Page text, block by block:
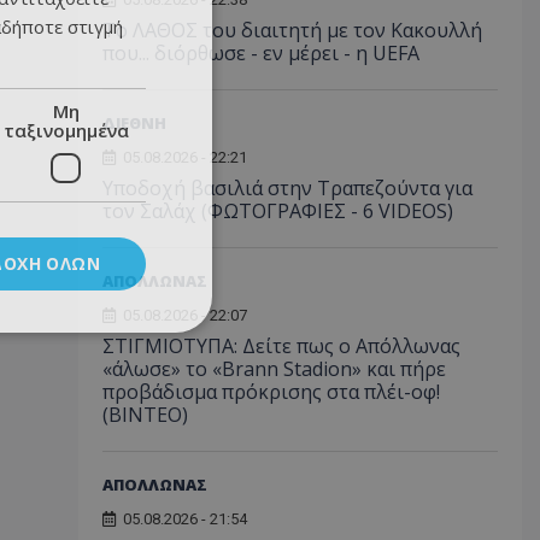
Το ΛΑΘΟΣ του διαιτητή με τον Κακουλλή
που... διόρθωσε - εν μέρει - η UEFA
ΔΙΕΘΝΗ
05.08.2026 - 22:21
Υποδοχή βασιλιά στην Τραπεζούντα για
τον Σαλάχ (ΦΩΤΟΓΡΑΦΙΕΣ - 6 VIDEOS)
ΑΠΟΛΛΩΝΑΣ
05.08.2026 - 22:07
ΣΤΙΓΜΙΟΤΥΠΑ: Δείτε πως ο Απόλλωνας
«άλωσε» το «Brann Stadion» και πήρε
προβάδισμα πρόκρισης στα πλέι-οφ!
(ΒΙΝΤΕΟ)
ΑΠΟΛΛΩΝΑΣ
05.08.2026 - 21:54
στιγμή
Μη
ταξινομημένα
ΌΛΩΝ